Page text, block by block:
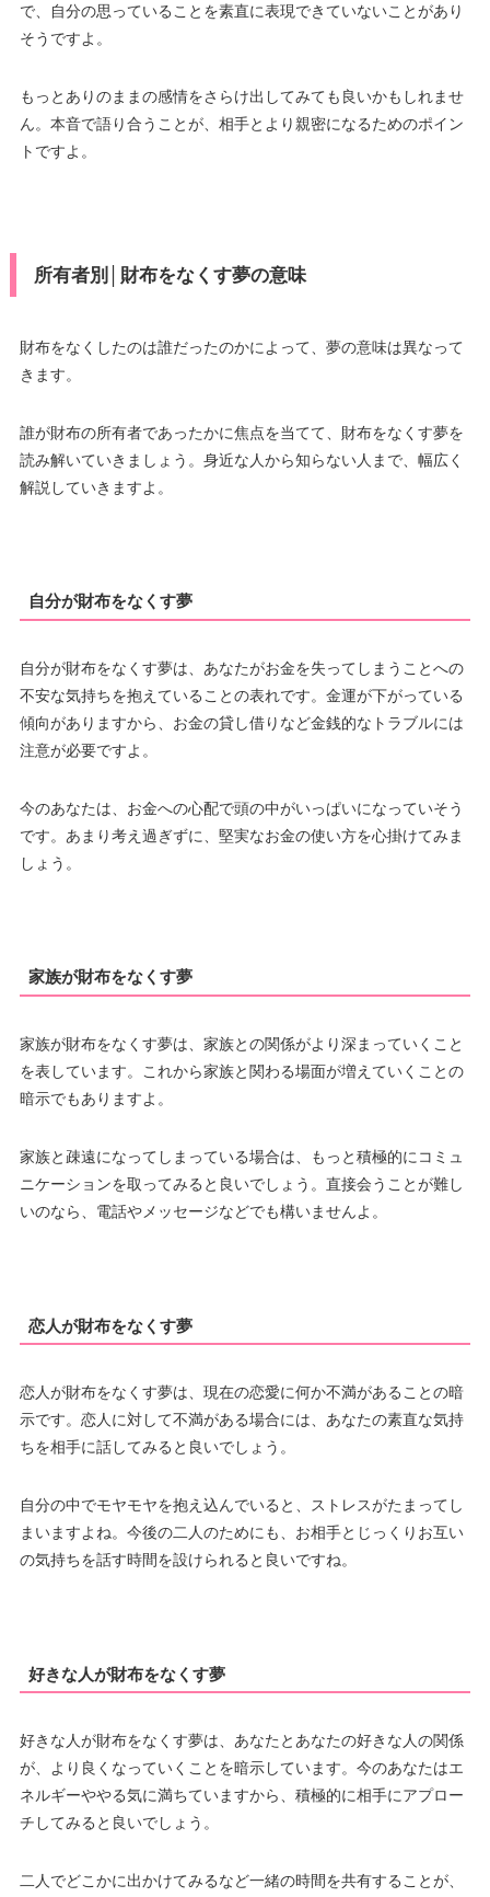
で、自分の思っていることを素直に表現できていないことがあり
そうですよ。
もっとありのままの感情をさらけ出してみても良いかもしれませ
ん。本音で語り合うことが、相手とより親密になるためのポイン
トですよ。
所有者別│財布をなくす夢の意味
財布をなくしたのは誰だったのかによって、夢の意味は異なって
きます。
誰が財布の所有者であったかに焦点を当てて、財布をなくす夢を
読み解いていきましょう。身近な人から知らない人まで、幅広く
解説していきますよ。
自分が財布をなくす夢
自分が財布をなくす夢は、あなたがお金を失ってしまうことへの
不安な気持ちを抱えていることの表れです。金運が下がっている
傾向がありますから、お金の貸し借りなど金銭的なトラブルには
注意が必要ですよ。
今のあなたは、お金への心配で頭の中がいっぱいになっていそう
です。あまり考え過ぎずに、堅実なお金の使い方を心掛けてみま
しょう。
家族が財布をなくす夢
家族が財布をなくす夢は、家族との関係がより深まっていくこと
を表しています。これから家族と関わる場面が増えていくことの
暗示でもありますよ。
家族と疎遠になってしまっている場合は、もっと積極的にコミュ
ニケーションを取ってみると良いでしょう。直接会うことが難し
いのなら、電話やメッセージなどでも構いませんよ。
恋人が財布をなくす夢
恋人が財布をなくす夢は、現在の恋愛に何か不満があることの暗
示です。恋人に対して不満がある場合には、あなたの素直な気持
ちを相手に話してみると良いでしょう。
自分の中でモヤモヤを抱え込んでいると、ストレスがたまってし
まいますよね。今後の二人のためにも、お相手とじっくりお互い
の気持ちを話す時間を設けられると良いですね。
好きな人が財布をなくす夢
好きな人が財布をなくす夢は、あなたとあなたの好きな人の関係
が、より良くなっていくことを暗示しています。今のあなたはエ
ネルギーややる気に満ちていますから、積極的に相手にアプロー
チしてみると良いでしょう。
二人でどこかに出かけてみるなど一緒の時間を共有することが、